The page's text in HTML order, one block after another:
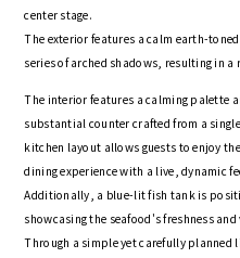
center stage.
The exterior features a calm earth-
series of arched shadows, resulting in
The interior features a calming palette
substantial counter crafted from a
kitchen layout allows guests to enjoy
dining experience with a live, dynamic
Additionally, a blue-lit fish tank is
showcasing the seafood's freshness
Through a simple yet carefully planned